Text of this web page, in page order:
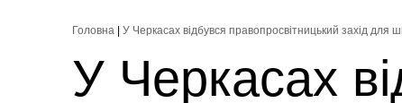
Головна У Черкасах відбувся правопросвітницький захід для
У Черкасах